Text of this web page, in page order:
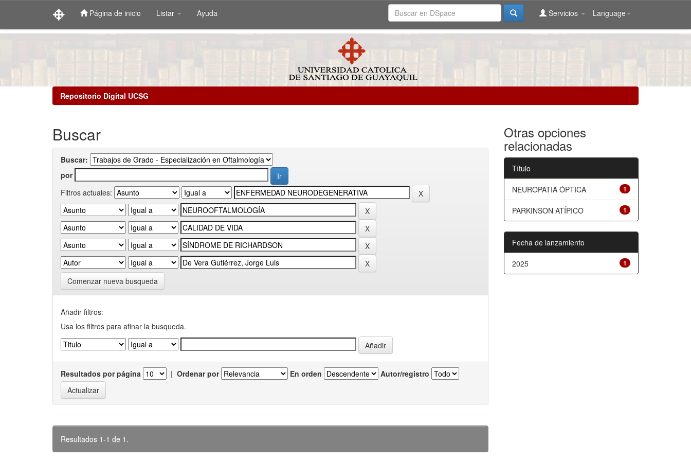
Página de inicio Listar Ayuda Language
Servicios
Repositorio Digital UCSG
Buscar
Buscar:
por
Filtros actuales:
Comenzar nueva busqueda
Añadir filtros:
Usa los filtros para afinar la busqueda.
Resultados por página | Ordenar por En orden Autor/registro
Resultados 1-1 de 1.
Otras opciones
relacionadas
Título
1
NEUROPATIA ÓPTICA
1
PARKINSON ATÍPICO
Fecha de lanzamiento
1
2025